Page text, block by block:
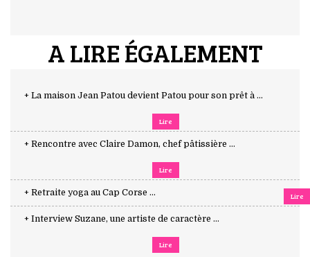
A LIRE ÉGALEMENT
+ La maison Jean Patou devient Patou pour son prêt à ...
Lire
+ Rencontre avec Claire Damon, chef pâtissière ...
Lire
+ Retraite yoga au Cap Corse ... Lire
+ Interview Suzane, une artiste de caractère ...
Lire